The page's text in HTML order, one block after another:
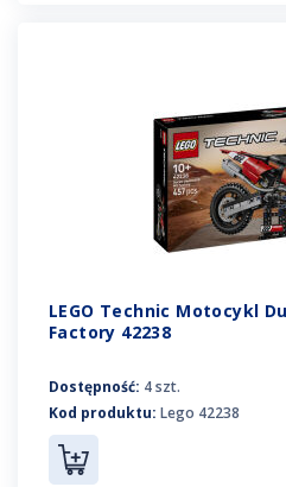
LEGO Technic Motocykl
Factory 42238
Dostępność: 4 szt.
Kod produktu: Lego 42238